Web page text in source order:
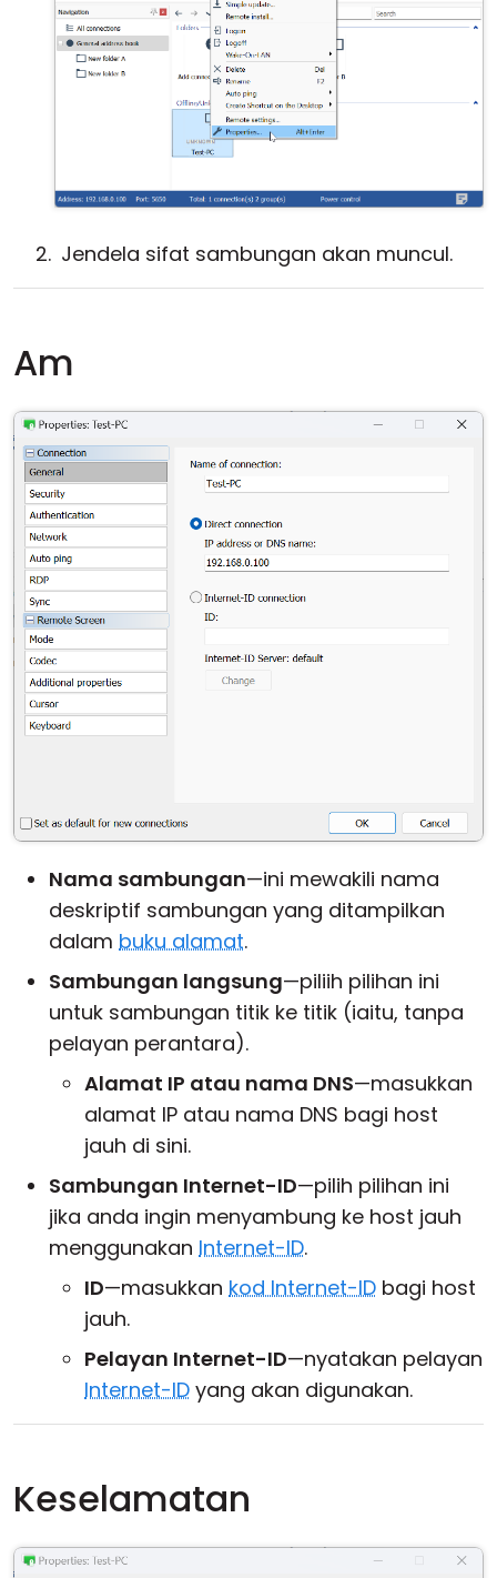
Jendela sifat sambungan akan muncul.
Am
Nama sambungan—ini mewakili nama
deskriptif sambungan yang ditampilkan
dalam buku alamat.
Sambungan langsung—piliih pilihan ini
untuk sambungan titik ke titik (iaitu, tanpa
pelayan perantara).
Alamat IP atau nama DNS—masukkan
alamat IP atau nama DNS bagi host
jauh di sini.
Sambungan Internet-ID—pilih pilihan ini
jika anda ingin menyambung ke host jauh
menggunakan Internet-ID.
ID—masukkan kod Internet-ID bagi host
jauh.
Pelayan Internet-ID—nyatakan pelayan
Internet-ID yang akan digunakan.
Keselamatan